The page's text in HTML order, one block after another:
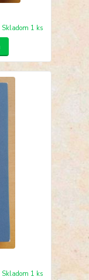
Skladom 1 ks
Skladom 1 ks